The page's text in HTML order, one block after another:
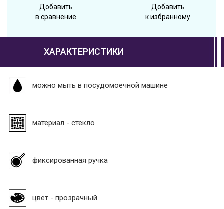
Добавить
в сравнение
Добавить
к избранному
ХАРАКТЕРИСТИКИ
можно мыть в посудомоечной машине
материал - стекло
фиксированная ручка
цвет - прозрачный